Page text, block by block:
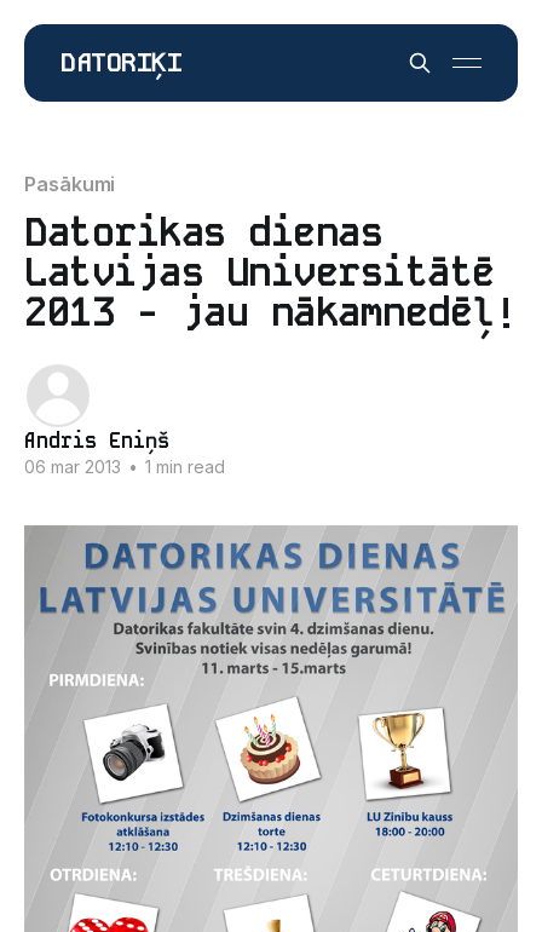
DATORIĶI
Pasākumi
Datorikas dienas
Latvijas Universitātē
2013 - jau nākamnedēļ!
Andris Eniņš
06 mar 2013 • 1 min read